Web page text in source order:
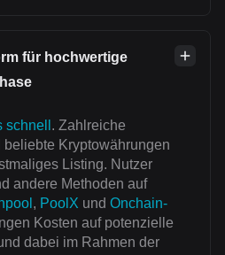
für hochwertige
. Zahlreiche
Kryptowährungen
Listing. Nutzer
andere Methoden auf
, PoolX und Onchain-
Kosten auf potenzielle
dabei im Rahmen der